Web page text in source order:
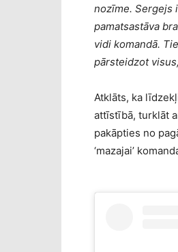
nozīme. Sergejs
pamatsastāva
vidi komandā.
pārsteidzot visus,
Atklāts, ka
attīstībā, turklāt
pakāpties no
‘mazajai’